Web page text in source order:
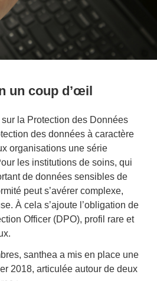
un coup d’œil
la Protection des Données
des données à caractère
organisations une série
les institutions de soins, qui
de données sensibles de
peut s’avérer complexe,
À cela s’ajoute l’obligation de
Officer (DPO), profil rare et
santhea a mis en place une
2018, articulée autour de deux